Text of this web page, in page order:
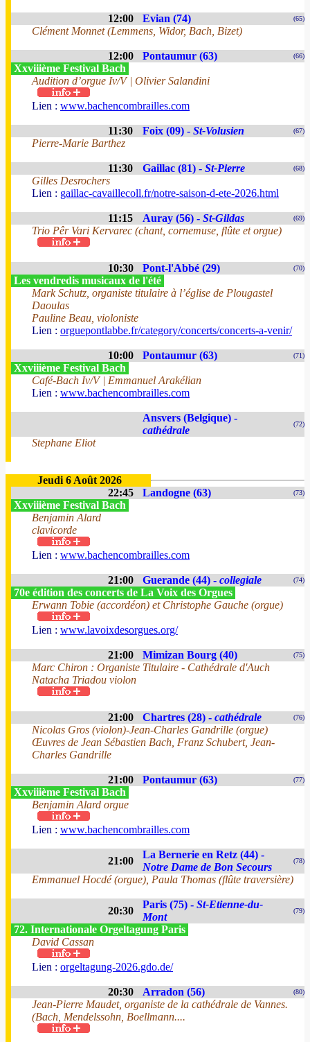
12:00 Evian (74) (65)
Clément Monnet (Lemmens, Widor, Bach, Bizet)
12:00 Pontaumur (63) (66)
Xxviiième Festival Bach
Audition d’orgue Iv/V | Olivier Salandini
Lien : www.bachencombrailles.com
11:30 Foix (09) - St-Volusien (67)
Pierre-Marie Barthez
11:30 Gaillac (81) - St-Pierre (68)
Gilles Desrochers
Lien : gaillac-cavaillecoll.fr/notre-saison-d-ete-2026.html
11:15 Auray (56) - St-Gildas (69)
Trio Pêr Vari Kervarec (chant, cornemuse, flûte et orgue)
10:30 Pont-l'Abbé (29) (70)
Les vendredis musicaux de l'été
Mark Schutz, organiste titulaire à l’église de Plougastel
Daoulas
Pauline Beau, violoniste
Lien : orguepontlabbe.fr/category/concerts/concerts-a-venir/
10:00 Pontaumur (63) (71)
Xxviiième Festival Bach
Café-Bach Iv/V | Emmanuel Arakélian
Lien : www.bachencombrailles.com
Ansvers (Belgique) -
cathédrale
(72)
Stephane Eliot
Jeudi 6 Août 2026
22:45
Landogne (63) (73)
Xxviiième Festival Bach
Benjamin Alard
clavicorde
Lien : www.bachencombrailles.com
21:00 Guerande (44) - collegiale (74)
70e édition des concerts de La Voix des Orgues
Erwann Tobie (accordéon) et Christophe Gauche (orgue)
Lien : www.lavoixdesorgues.org/
21:00 Mimizan Bourg (40) (75)
Marc Chiron : Organiste Titulaire - Cathédrale d'Auch
Natacha Triadou violon
21:00 Chartres (28) - cathédrale (76)
Nicolas Gros (violon)-Jean-Charles Gandrille (orgue)
Œuvres de Jean Sébastien Bach, Franz Schubert, Jean-
Charles Gandrille
21:00 Pontaumur (63) (77)
Xxviiième Festival Bach
Benjamin Alard orgue
Lien : www.bachencombrailles.com
21:00
La Bernerie en Retz (44) -
Notre Dame de Bon Secours
(78)
Emmanuel Hocdé (orgue), Paula Thomas (flûte traversière)
20:30
Paris (75) - St-Etienne-du-
Mont
(79)
72. Internationale Orgeltagung Paris
David Cassan
Lien : orgeltagung-2026.gdo.de/
20:30 Arradon (56) (80)
Jean-Pierre Maudet, organiste de la cathédrale de Vannes.
(Bach, Mendelssohn, Boellmann....